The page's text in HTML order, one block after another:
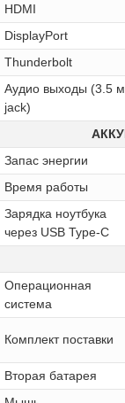
HDMI
DisplayPort
Thunderbolt
Аудио выходы (3.5
jack)
Запас энергии
Время работы
Зарядка ноутбука
через USB Type-C
Операционная
система
Комплект поставки
Вторая батарея